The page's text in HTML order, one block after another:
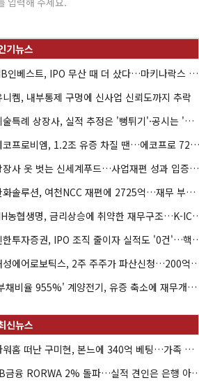
HB인베스트, IPO 무산 때 더 샀다…마키나락스 투자 2.7배 회수
니켐, 내부통제 구멍에 신사업 신뢰도까지 추락
기술특례 상장사, 실적 추정은 '뻥튀기'·공시는 '누락'
에코프로비엠, 1.2조 유증 차질 땐…에코프로 7270억 '독박'
상장사 옷 벗는 신세계푸드…사업재편 성과 입증할까
한화솔루션, 여천NCC 재편에 2725억…재무 부담 커지나
NH농협생명, 금리상승에 취
신한투자증권, IPO 조직 줄
해성에어로보틱스, 2주 주주가 파산
'부채비율 955%' 계양전기, 유증 축소에 재무개선 효과 '뚝'
아워홈 떠난 구미현, 본느에 340억 베팅…가족 지배체제 구축
JB금융 RORWA 2% 돌파…실